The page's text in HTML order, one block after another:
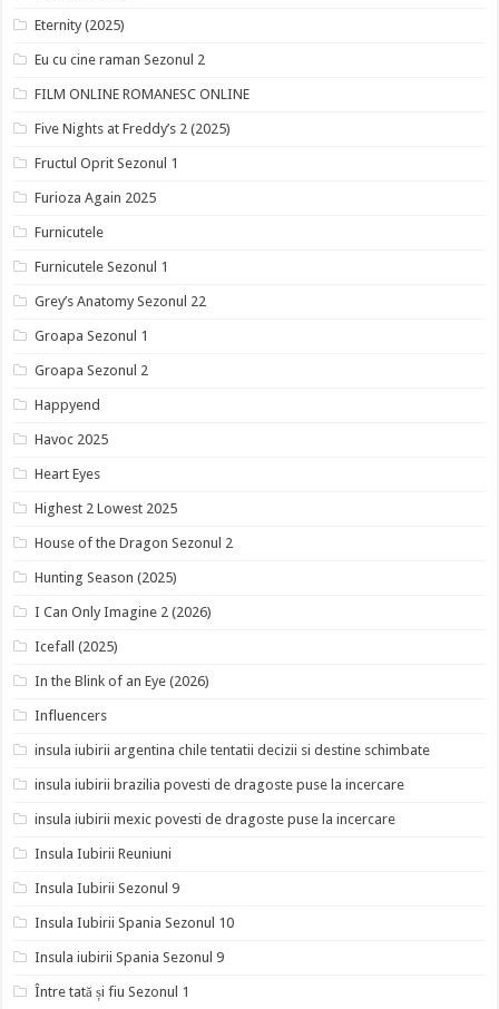
Eternity (2025)
Eu cu cine raman Sezonul 2
FILM ONLINE ROMANESC ONLINE
Five Nights at Freddy’s 2 (2025)
Fructul Oprit Sezonul 1
Furioza Again 2025
Furnicutele
Furnicutele Sezonul 1
Grey’s Anatomy Sezonul 22
Groapa Sezonul 1
Groapa Sezonul 2
Happyend
Havoc 2025
Heart Eyes
Highest 2 Lowest 2025
House of the Dragon Sezonul 2
Hunting Season (2025)
I Can Only Imagine 2 (2026)
Icefall (2025)
In the Blink of an Eye (2026)
Influencers
insula iubirii argentina chile tentatii decizii si destine schimbate
insula iubirii brazilia povesti de dragoste puse la incercare
insula iubirii mexic povesti de dragoste puse la incercare
Insula Iubirii Reuniuni
Insula Iubirii Sezonul 9
Insula Iubirii Spania Sezonul 10
Insula iubirii Spania Sezonul 9
Între tată și fiu Sezonul 1